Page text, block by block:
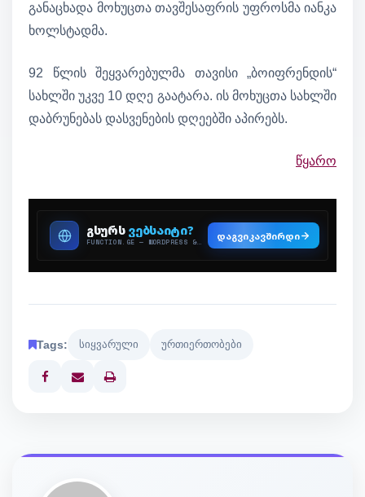
განაცხადა მოხუცთა თავშესაფრის უფროსმა იანკა
ხოლსტადმა.
92 წლის შეყვარებულმა თავისი „ბოიფრენდის“
სახლში უკვე 10 დღე გაატარა. ის მოხუცთა სახლში
დაბრუნებას დასვენების დღეებში აპირებს.
წყარო
Tags: სიყვარული ურთიერთობები
Print